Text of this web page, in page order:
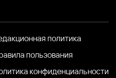
политика
пользования
конфиденциальности